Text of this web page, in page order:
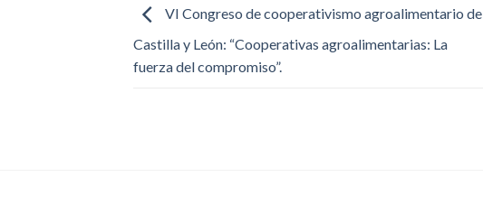
VI Congreso de cooperativismo agroalimentario de
Castilla y León: “Cooperativas agroalimentarias: La
fuerza del compromiso”.